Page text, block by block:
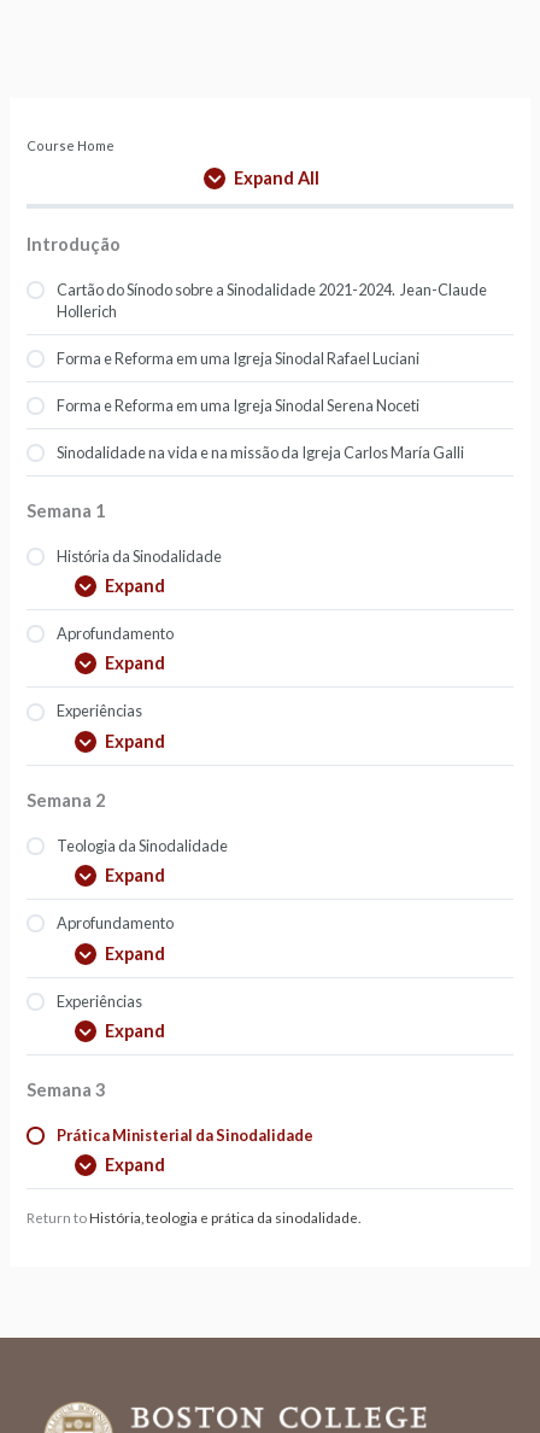
Course Home
Expand All
Introdução
Cartão do Sínodo sobre a Sinodalidade 2021-2024. Jean-Claude
Hollerich
Forma e Reforma em uma Igreja Sinodal Rafael Luciani
Forma e Reforma em uma Igreja Sinodal Serena Noceti
Sinodalidade na vida e na missão da Igreja Carlos María Galli
Semana 1
História da Sinodalidade
Expand
Aprofundamento
Expand
Experiências
Expand
Semana 2
Teologia da Sinodalidade
Expand
Aprofundamento
Expand
Experiências
Expand
Semana 3
Prática Ministerial da Sinodalidade
Expand
Return toHistória, teologia e prática da sinodalidade.